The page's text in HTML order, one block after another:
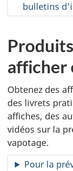
bulletins
afficher
Obtenez des
des livrets
affiches, des
vidéos sur la
vapotage.
Pour la